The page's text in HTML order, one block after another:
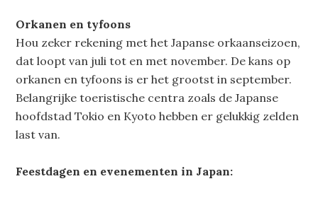
Orkanen en tyfoons
Hou zeker rekening met het Japanse orkaanseizoen,
dat loopt van juli tot en met november. De kans op
orkanen en tyfoons is er het grootst in september.
Belangrijke toeristische centra zoals de Japanse
hoofdstad Tokio en Kyoto hebben er gelukkig zelden
last van.
Feestdagen en evenementen in Japan: